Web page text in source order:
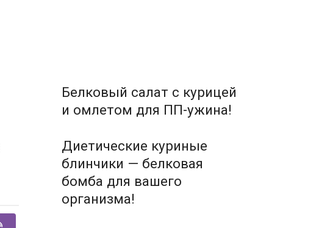
Белковый салат с курицей
и омлетом для ПП-ужина!
Диетические куриные
блинчики — белковая
бомба для вашего
организма!